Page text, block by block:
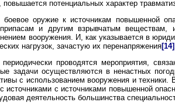
потенциальных характер
оружие к источникам повышенной
и другим взрывчатым веществам,
вооружения. И, как указывается в
нагрузок, зачастую их перенапряжения[14]
проводятся мероприятия,
задачи осуществляются в ненастных
с использованием вооружения и
с источниками повышенной
деятельность большинства